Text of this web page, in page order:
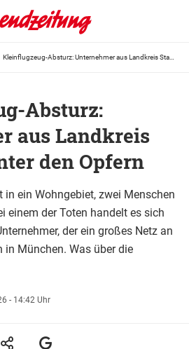
Absturz:
aus Landkreis
den Opfern
in ein Wohngebiet, zwei Menschen
einem der Toten handelt es sich
der ein großes Netz an
in München. Was über die
- 14:42 Uhr